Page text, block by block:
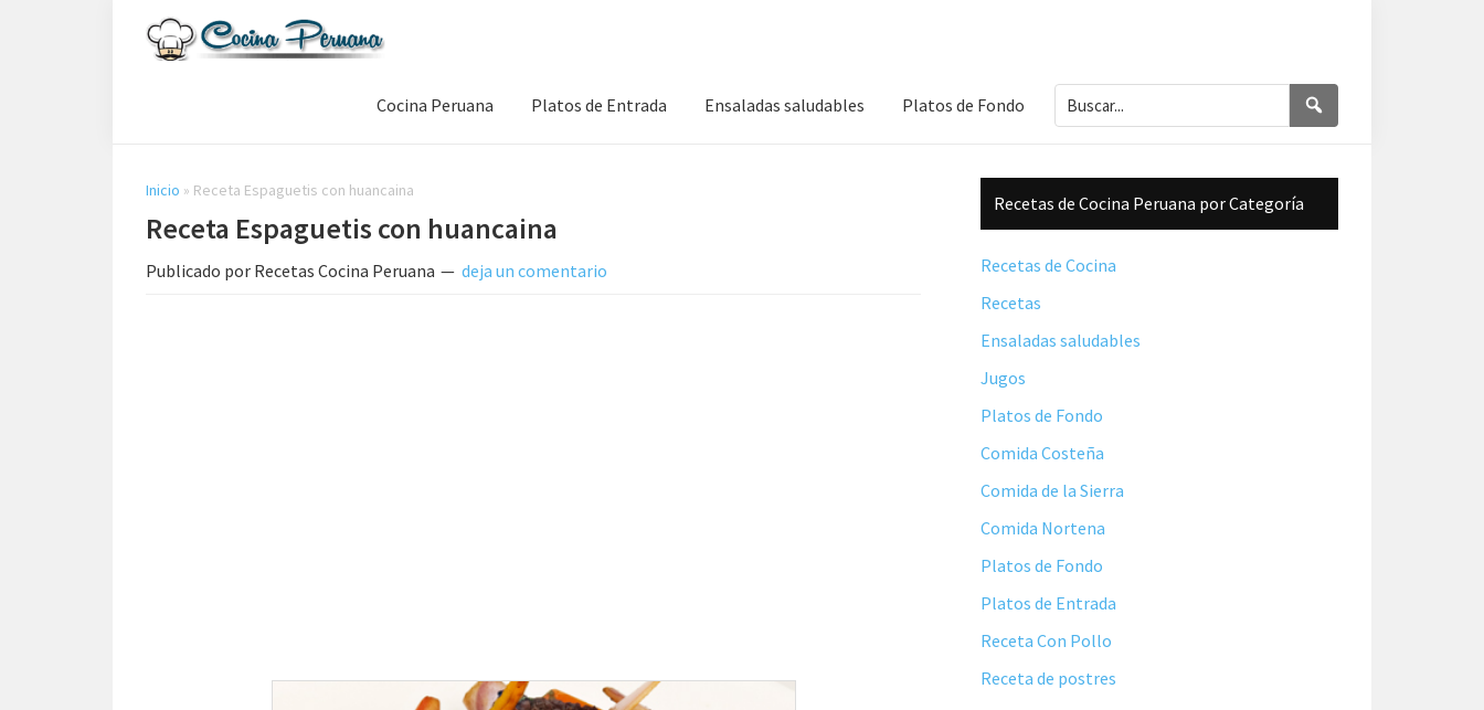
de
Comida
Peruana
Cocina Peruana Platos de Entrada Ensaladas saludables Platos de Fondo Buscar...
Inicio » Receta Espaguetis con huancaina
Receta Espaguetis con huancaina
Publicado por Recetas Cocina Peruana deja un comentario
Barra
lateral
principal
Recetas de Cocina Peruana por Categoría
Recetas de Cocina
Recetas
Ensaladas saludables
Jugos
Platos de Fondo
Comida Costeña
Comida de la Sierra
Comida Nortena
Platos de Fondo
Platos de Entrada
Receta Con Pollo
Receta de postres